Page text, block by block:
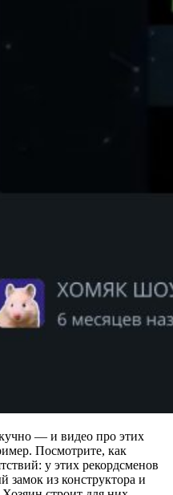
— и видео про этих
Посмотрите, как
у этих рекордсменов
замок из конструктора и